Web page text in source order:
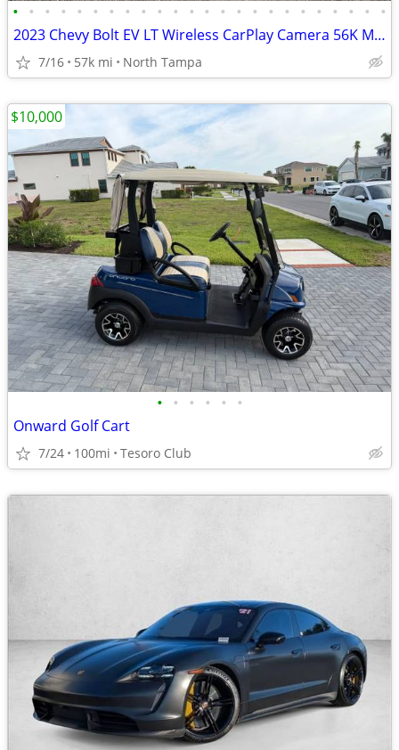
• • • • • • • • • • • • • • • • • • • • • • • •
2023 Chevy Bolt EV LT Wireless CarPlay Camera 56K Miles
7/16 57k mi North Tampa
• • • • • •
Onward Golf Cart
7/24 100mi Tesoro Club
$10,000